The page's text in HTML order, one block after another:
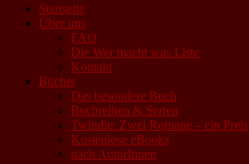
Startseite
Über uns
FAQ
Die Wer macht was Liste
Kontakt
Bücher
Das besondere Buch
Buchreihen & Serien
Twindie: Zwei Romane – ein Preis
Kostenlose eBooks
nach AutorInnen